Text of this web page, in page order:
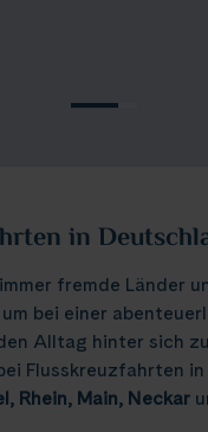
in
fremde Länder
bei einer
Alltag hinter sich
Flusskreuzfahrten
Rhein, Main, Neckar